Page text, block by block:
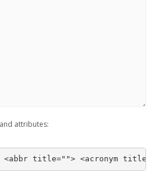
attributes:
title=""> <acronym